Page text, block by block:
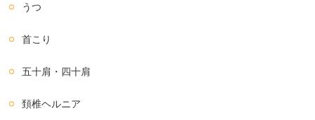
うつ
首こり
五十肩・四十肩
頚椎ヘルニア